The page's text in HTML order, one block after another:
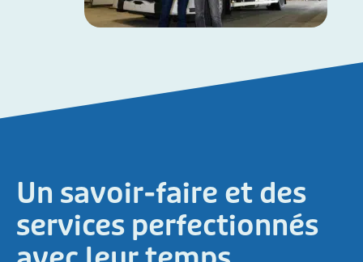
Un savoir-faire et des
services perfectionnés